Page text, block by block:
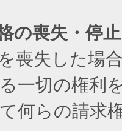
の喪失・停
喪失した場
一切の権利
何らの請求